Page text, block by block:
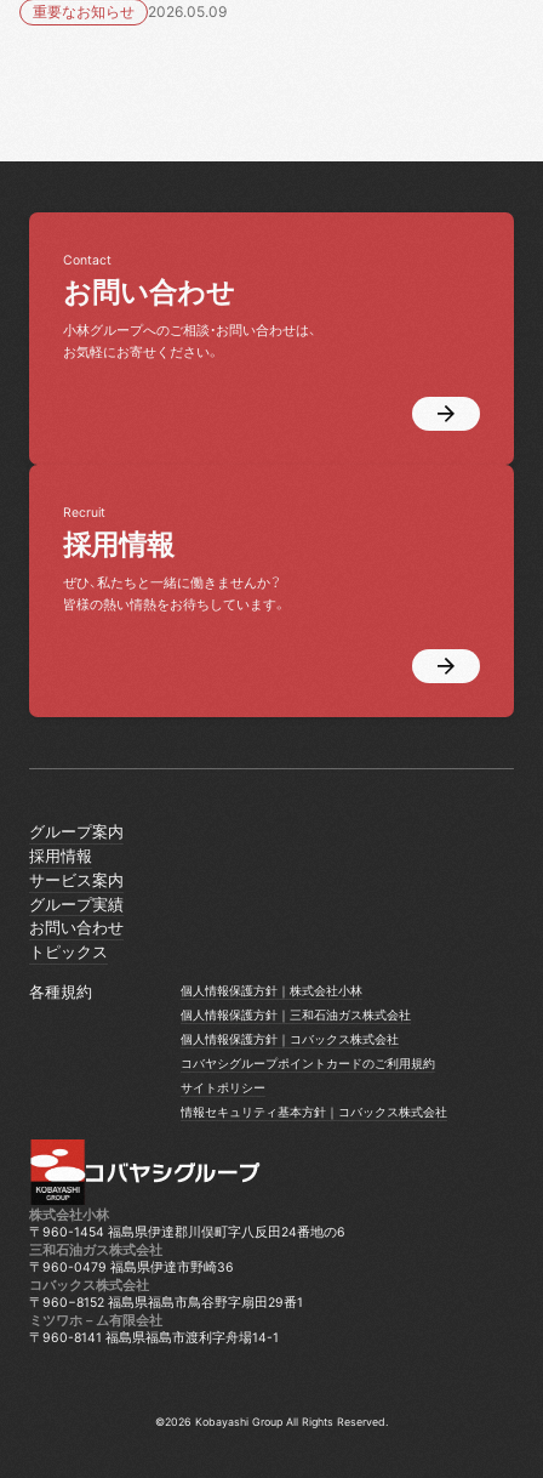
重要なお知らせ 2026.05.09
お問い合わせ
Contact
小林グループへのご相談・お問い合わせは、
お気軽にお寄せください。
採用情報
Recruit
ぜひ、私たちと一緒に働きませんか？
皆様の熱い情熱をお待ちしています。
株式会社小林
〒960-1454 福島県伊達郡川俣町字八反田24番地の6
三和石油ガス株式会社
〒960-0479 福島県伊達市野崎36
コバックス株式会社
〒960−8152 福島県福島市鳥谷野字扇田29番1
ミツワホ－ム有限会社
〒960-8141 福島県福島市渡利字舟場14-1
グループ案内
グループ案内
採用情報
採用情報
サービス案内
サービス案内
グループ実績
グループ実績
お問い合わせ
お問い合わせ
トピックス
各種規約
個人情報保護方針｜株式会社小林
個人情報保護方針｜株式会社小林
個人情報保護方針｜三和石油ガス株式会社
個人情報保護方針｜三和石油ガス株式会社
個人情報保護方針｜コバックス株式会社
個人情報保護方針｜コバックス株式会社
コバヤシグループポイントカードのご利用規約
コバヤシグループポイントカードのご利用規約
サイトポリシー
サイトポリシー
情報セキュリティ基本方針｜コバックス株式会社
©2026 Kobayashi Group All Rights Reserved.